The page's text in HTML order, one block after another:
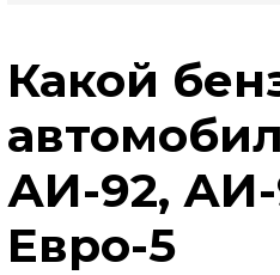
Какой
АИ-92, АИ-
Евро-5